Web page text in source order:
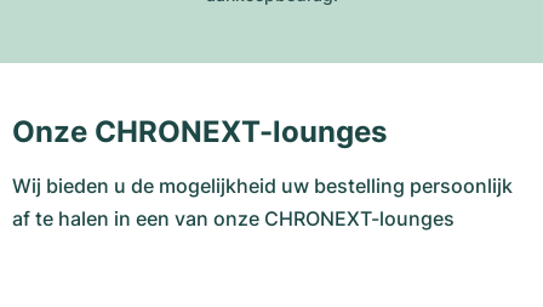
Onze CHRONEXT-lounges
Wij bieden u de mogelijkheid uw bestelling persoonlijk
af te halen in een van onze CHRONEXT-lounges